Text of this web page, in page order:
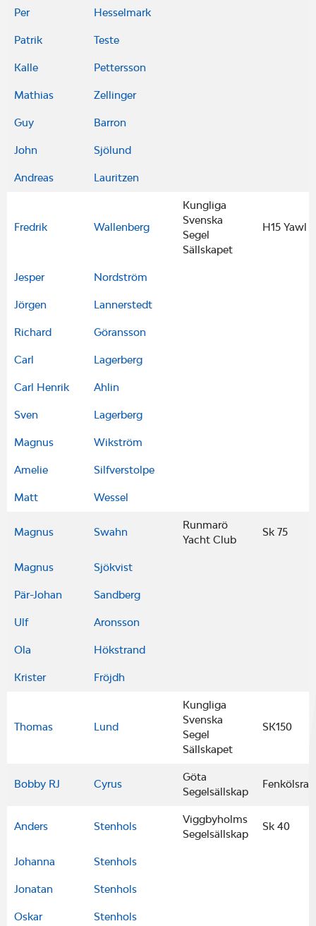
Per Hesselmark
Patrik Teste
Kalle Pettersson
Mathias Zellinger
Guy Barron
John Sjölund
Andreas Lauritzen
Fredrik Wallenberg
Kungliga
Svenska
Segel
Sällskapet
H15 Yawl
Jesper Nordström
Jörgen Lannerstedt
Richard Göransson
Carl Lagerberg
Carl Henrik Ahlin
Sven Lagerberg
Magnus Wikström
Amelie Silfverstolpe
Matt Wessel
Magnus Swahn
Runmarö
Yacht Club
Sk 75
Magnus Sjökvist
Pär-Johan Sandberg
Ulf Aronsson
Ola Hökstrand
Krister Fröjdh
Thomas Lund
Kungliga
Svenska
Segel
Sällskapet
SK150
Bobby RJ Cyrus
Göta
Segelsällskap
Anders Stenhols
Viggbyholms
Segelsällskap
Sk 40
Johanna Stenhols
Jonatan Stenhols
Oskar Stenhols